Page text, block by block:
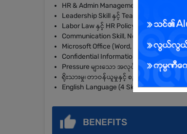
HR & Admin Management ပိုင်း အတွေ့အ
Leadership Skill နှင့် Team Management
Labor Law နှင့် HR Policy များကို နားလည်
Communication Skill, Negotiation Skill
Microsoft Office (Word, Excel,
Confidential Information များကို စနစ်တက
Pressure များသော အလုပ်ပတ်ဝန်းကျင်တွ
ရိုးသားမှု၊ တာဝန်ယူမှုနှင့် စည်းကမ်းလိုက်နာမှု
English Language (4 Skills) အခြေခံကောင်
BENEFITS